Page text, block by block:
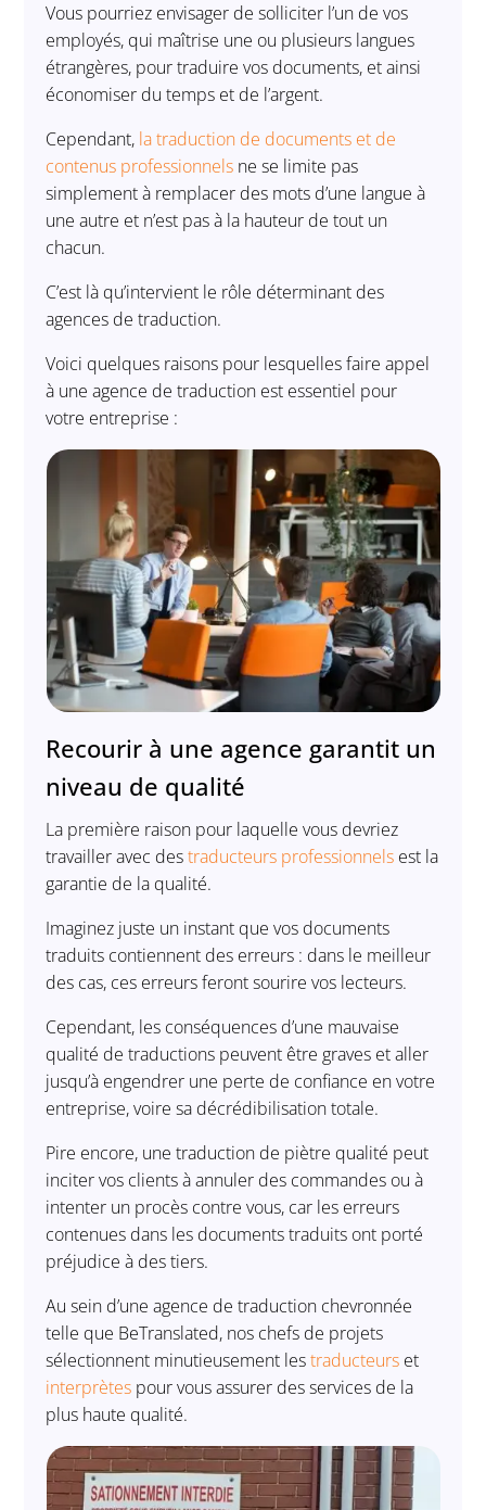
Vous pourriez envisager de solliciter l’un de vos
employés, qui maîtrise une ou plusieurs langues
étrangères, pour traduire vos documents, et ainsi
économiser du temps et de l’argent.
Cependant, la traduction de documents et de
contenus professionnels ne se limite pas
simplement à remplacer des mots d’une langue à
une autre et n’est pas à la hauteur de tout un
chacun.
C’est là qu’intervient le rôle déterminant des
agences de traduction.
Voici quelques raisons pour lesquelles faire appel
à une agence de traduction est essentiel pour
votre entreprise :
Recourir à une agence garantit un
niveau de qualité
La première raison pour laquelle vous devriez
travailler avec destraducteurs professionnels est la
garantie de la qualité.
Imaginez juste un instant que vos documents
traduits contiennent des erreurs : dans le meilleur
des cas, ces erreurs feront sourire vos lecteurs.
Cependant, les conséquences d’une mauvaise
qualité de traductions peuvent être graves et aller
jusqu’à engendrer une perte de confiance en votre
entreprise, voire sa décrédibilisation totale.
Pire encore, une traduction de piètre qualité peut
inciter vos clients à annuler des commandes ou à
intenter un procès contre vous, car les erreurs
contenues dans les documents traduits ont porté
préjudice à des tiers.
Au sein d’une agence de traduction chevronnée
telle que BeTranslated, nos chefs de projets
sélectionnent minutieusement lestraducteurs et
interprètes pour vous assurer des services de la
plus haute qualité.